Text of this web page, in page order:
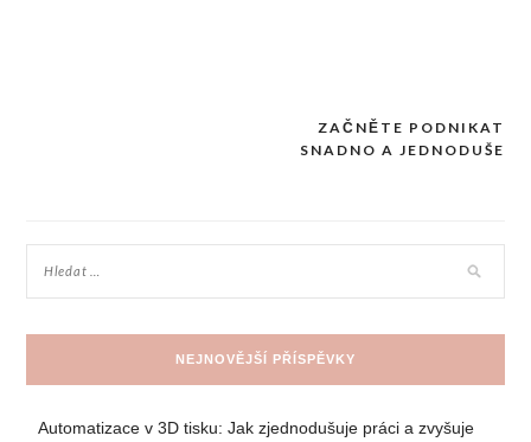
ZAČNĚTE PODNIKAT
SNADNO A JEDNODUŠE
NEJNOVĚJŠÍ PŘÍSPĚVKY
Automatizace v 3D tisku: Jak zjednodušuje práci a zvyšuje